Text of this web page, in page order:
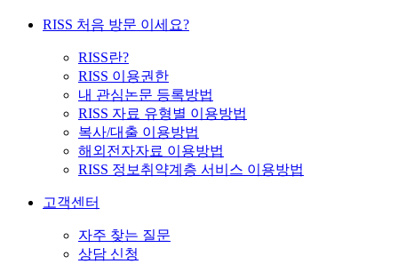
RISS 처음 방문 이세요?
RISS란?
RISS 이용권한
내 관심논문 등록방법
RISS 자료 유형별 이용방법
복사/대출 이용방법
해외전자자료 이용방법
RISS 정보취약계층 서비스 이용방법
고객센터
자주 찾는 질문
상담 신청